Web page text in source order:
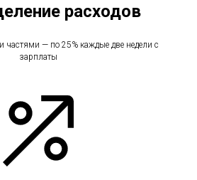
расходов
частями — по 25% каждые две недели с
зарплаты